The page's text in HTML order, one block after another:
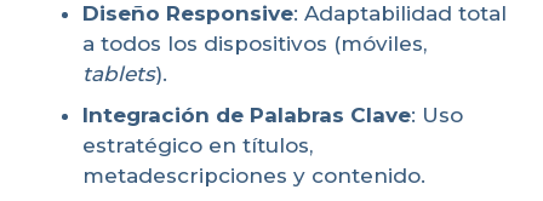
Diseño Responsive: Adaptabilidad total
a todos los dispositivos (móviles,
tablets).
Integración de Palabras Clave: Uso
estratégico en títulos,
metadescripciones y contenido.